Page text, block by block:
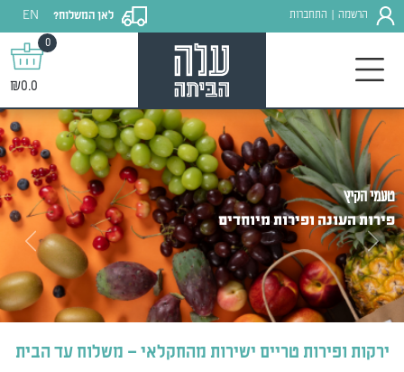
הרשמה התחברות לאן המשלוח?
EN
0
₪0.0
טעמי הקיץ
פירות העונה ופירות מיוחדים
ירקות ופירות טריים ישירות מהחקלאי – משלוח עד הבית
Previous
Next